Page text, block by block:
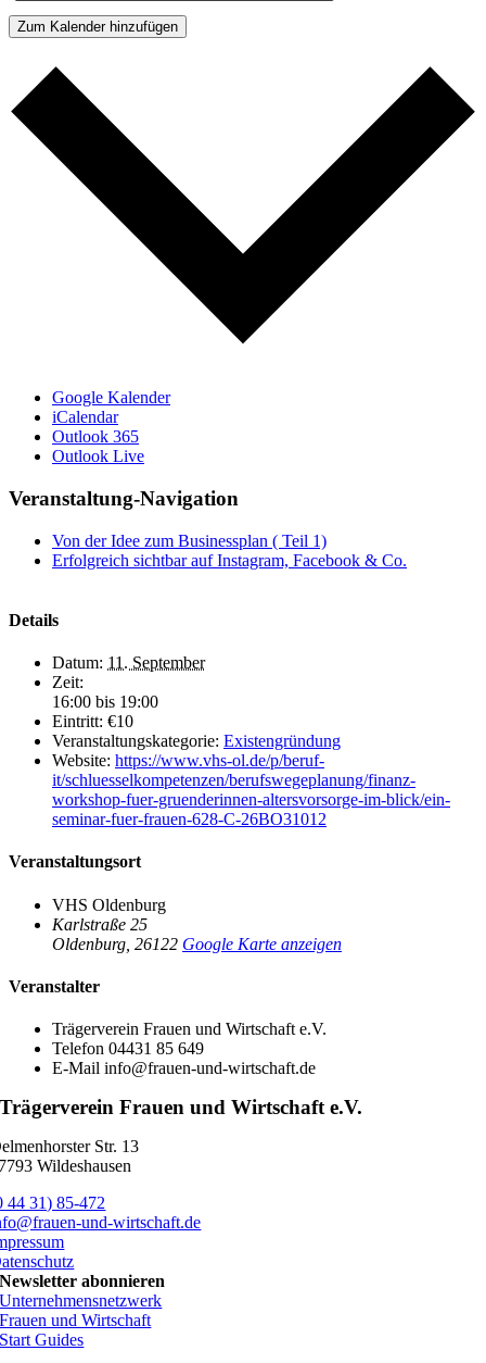
Zum Kalender hinzufügen
Google Kalender
iCalendar
Outlook 365
Outlook Live
Veranstaltung-Navigation
Von der Idee zum Businessplan ( Teil 1)
Erfolgreich sichtbar auf Instagram, Facebook & Co.
Details
Datum: 11. September
Zeit:
16:00 bis 19:00
Eintritt: €10
Veranstaltungskategorie: Existengründung
Website: https://www.vhs-ol.de/p/beruf-
it/schluesselkompetenzen/berufswegeplanung/finanz-
workshop-fuer-gruenderinnen-altersvorsorge-im-blick/ein-
seminar-fuer-frauen-628-C-26BO31012
Veranstaltungsort
VHS Oldenburg
Karlstraße 25
Oldenburg 26122 Google Karte anzeigen
Veranstalter
Trägerverein Frauen und Wirtschaft e.V.
Telefon 04431 85 649
E-Mail info@frauen-und-wirtschaft.de
Trägerverein Frauen und Wirtschaft e.V.
Str. 13
Wildeshausen
44 31) 85-472
und-wirtschaft.de
Newsletter abonnieren
Unternehmensnetzwerk
Frauen und Wirtschaft
Start Guides